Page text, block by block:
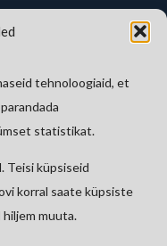
tehnoloogiaid, et
statistikat.
Teisi küpsiseid
korral saate küpsiste
muuta.
Kontakt